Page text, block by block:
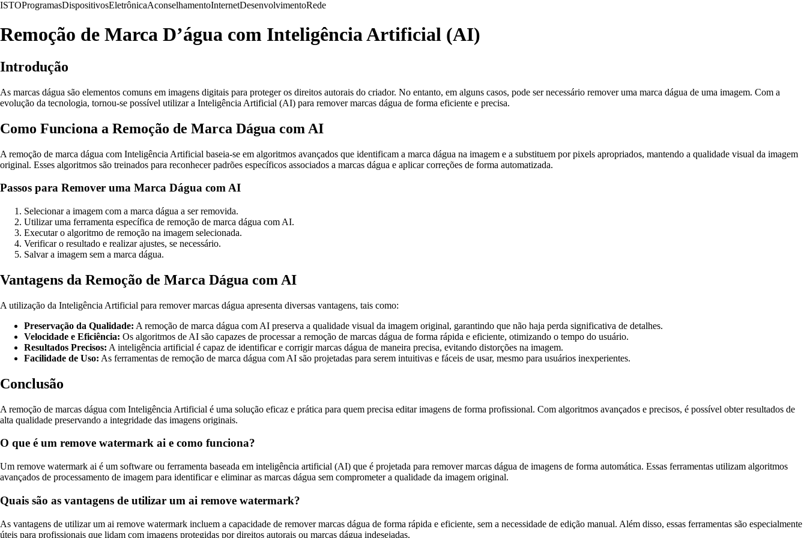
ISTOProgramasDispositivosEletrônicaAconselhamentoInternetDesenvolvimentoRede
Remoção de Marca D’água com Inteligência Artificial (AI)
Introdução
As marcas dágua são elementos comuns em imagens digitais para proteger os direitos autorais do criador. No entanto, em alguns casos, pode ser necessário remover uma marca dágua de uma imagem. Com a
evolução da tecnologia, tornou-se possível utilizar a Inteligência Artificial (AI) para remover marcas dágua de forma eficiente e precisa.
Como Funciona a Remoção de Marca Dágua com AI
A remoção de marca dágua com Inteligência Artificial baseia-se em algoritmos avançados que identificam a marca dágua na imagem e a substituem por pixels apropriados, mantendo a qualidade visual da imagem
original. Esses algoritmos são treinados para reconhecer padrões específicos associados a marcas dágua e aplicar correções de forma automatizada.
Passos para Remover uma Marca Dágua com AI
Selecionar a imagem com a marca dágua a ser removida.
Utilizar uma ferramenta específica de remoção de marca dágua com AI.
Executar o algoritmo de remoção na imagem selecionada.
Verificar o resultado e realizar ajustes, se necessário.
Salvar a imagem sem a marca dágua.
Vantagens da Remoção de Marca Dágua com AI
A utilização da Inteligência Artificial para remover marcas dágua apresenta diversas vantagens, tais como:
Preservação da Qualidade: A remoção de marca dágua com AI preserva a qualidade visual da imagem original, garantindo que não haja perda significativa de detalhes.
Velocidade e Eficiência: Os algoritmos de AI são capazes de processar a remoção de marcas dágua de forma rápida e eficiente, otimizando o tempo do usuário.
Resultados Precisos: A inteligência artificial é capaz de identificar e corrigir marcas dágua de maneira precisa, evitando distorções na imagem.
Facilidade de Uso: As ferramentas de remoção de marca dágua com AI são projetadas para serem intuitivas e fáceis de usar, mesmo para usuários inexperientes.
Conclusão
A remoção de marcas dágua com Inteligência Artificial é uma solução eficaz e prática para quem precisa editar imagens de forma profissional. Com algoritmos avançados e precisos, é possível obter resultados de
alta qualidade preservando a integridade das imagens originais.
O que é um remove watermark ai e como funciona?
Um remove watermark ai é um software ou ferramenta baseada em inteligência artificial (AI) que é projetada para remover marcas dágua de imagens de forma automática. Essas ferramentas utilizam algoritmos
avançados de processamento de imagem para identificar e eliminar as marcas dágua sem comprometer a qualidade da imagem original.
Quais são as vantagens de utilizar um ai remove watermark?
As vantagens de utilizar um ai remove watermark incluem a capacidade de remover marcas dágua de forma rápida e eficiente, sem a necessidade de edição manual. Além disso, essas ferramentas são especialmente
úteis para profissionais que lidam com imagens protegidas por direitos autorais ou marcas dágua indesejadas.